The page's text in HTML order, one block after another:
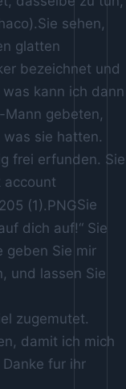
sehen,
glatten
bezeichnet und
kann ich dann
Mann gebeten,
sie hatten.
frei erfunden. Sie
account
Sie
dich auf!“ Sie
geben Sie mir
und lassen Sie
zugemutet.
damit ich mich
fur ihr